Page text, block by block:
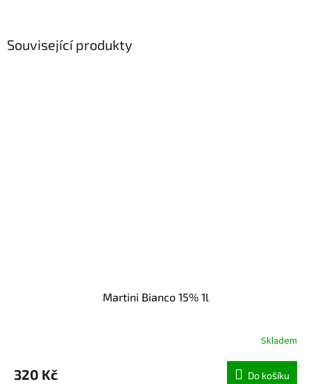
Související produkty
Martini Bianco 15% 1l
Skladem
320 Kč Do košíku